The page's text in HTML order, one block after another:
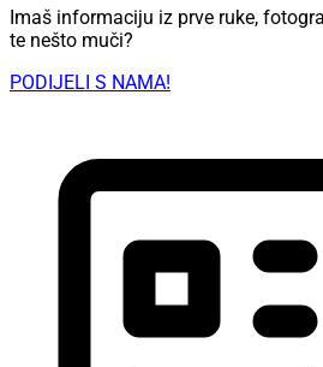
Imaš informaciju iz prve ruke,
te nešto muči?
PODIJELI S NAMA!